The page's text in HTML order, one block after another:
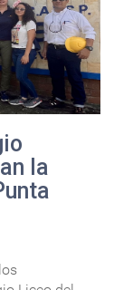
la